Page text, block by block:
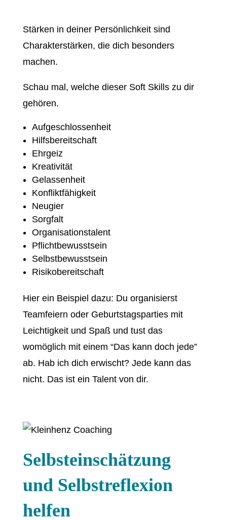
Stärken in deiner Persönlichkeit sind
Charakterstärken, die dich besonders
machen.
Schau mal, welche dieser Soft Skills zu dir
gehören.
Aufgeschlossenheit
Hilfsbereitschaft
Ehrgeiz
Kreativität
Gelassenheit
Konfliktfähigkeit
Neugier
Sorgfalt
Organisationstalent
Pflichtbewusstsein
Selbstbewusstsein
Risikobereitschaft
Hier ein Beispiel dazu: Du organisierst
Teamfeiern oder Geburtstagsparties mit
Leichtigkeit und Spaß und tust das
womöglich mit einem “Das kann doch jede”
ab. Hab ich dich erwischt? Jede kann das
nicht. Das ist ein Talent von dir.
Selbsteinschätzung
und Selbstreflexion
helfen